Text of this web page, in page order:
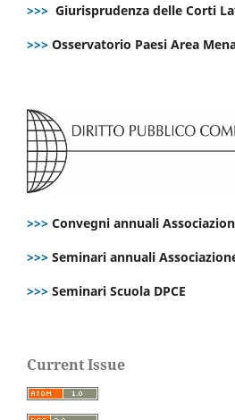
>>> Giurisprudenza delle Corti
>>> Osservatorio Paesi Area
>>> Convegni annuali
>>> Seminari annuali
>>> Seminari Scuola DPCE
Current Issue